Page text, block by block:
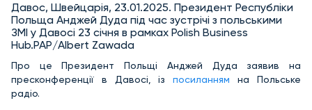
Давос, Швейцарія, 23.01.2025. Президент Республіки
Польща Анджей Дуда під час зустрічі з польськими
ЗМІ у Давосі 23 січня в рамках Polish Business
Hub.PAP/Albert Zawada
Про це Президент Польщі Анджей Дуда заявив на
пресконференції в Давосі, ізпосиланням на Польське
радіо.